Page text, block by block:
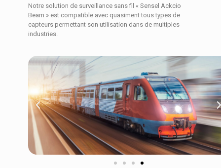
Notre solution de surveillance sans fil « Sensel Ackcio
Beam » est compatible avec quasiment tous types de
capteurs permettant son utilisation dans de multiples
industries.